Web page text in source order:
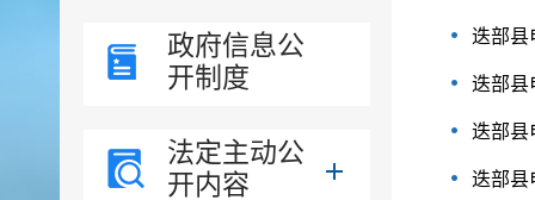
政府信息公
开制度
法定主动公
开内容
迭部县
迭部县
迭部县
迭部县